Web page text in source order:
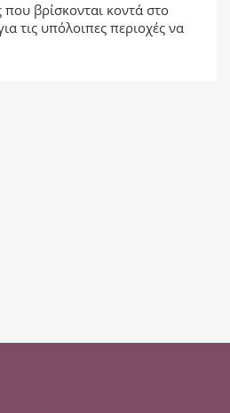
βρίσκονται κοντά στο
τις υπόλοιπες περιοχές να